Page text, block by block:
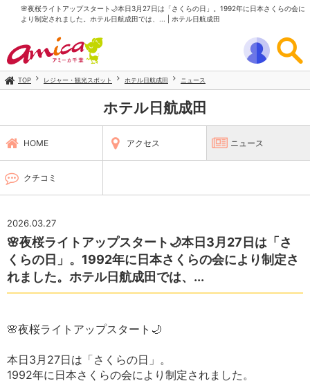
🌸夜桜ライトアップスタート🌙本日3月27日は「さくらの日」。1992年に日本さくらの会に
より制定されました。ホテル日航成田では、... | ホテル日航成田
TOP レジャー・観光スポット ホテル日航成田 ニュース
ホテル日航成田
HOME アクセス ニュース
クチコミ
2026.03.27
🌸夜桜ライトアップスタート🌙本日3月27日は「さ
くらの日」。1992年に日本さくらの会により制定さ
れました。ホテル日航成田では、...
🌸夜桜ライトアップスタート🌙
本日3月27日は「さくらの日」。
1992年に日本さくらの会により制定されました。